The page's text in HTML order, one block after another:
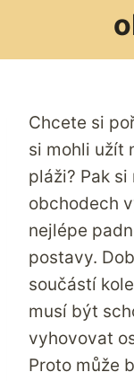
Chcete si
si mohli užít
pláži? Pak
obchodech
nejlépe
postavy.
součástí
musí být
vyhovovat
Proto může